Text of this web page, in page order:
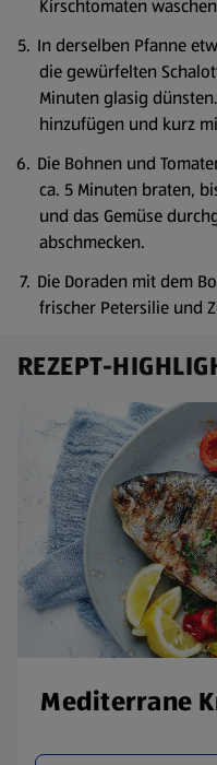
Kirschtomaten
In derselben Pfanne
die gewürfelten
Minuten glasig
hinzufügen und kurz
Die Bohnen und
ca. 5 Minuten braten,
und das Gemüse
abschmecken.
Die Doraden mit dem
frischer Petersilie und
REZEPT-
Mediterrane